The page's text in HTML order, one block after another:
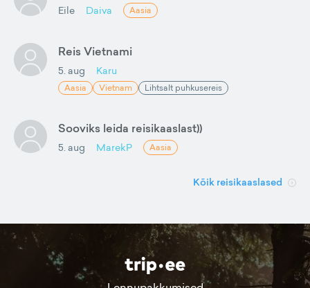
Eile Daiva Aasia
Reis Vietnami
5. aug Karu
Aasia Vietnam Lihtsalt puhkusereis
Sooviks leida reisikaaslast))
5. aug MarekP Aasia
Kõik reisikaaslased